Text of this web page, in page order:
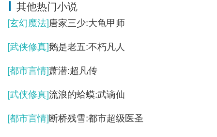
其他热门小说
[玄幻魔法]唐家三少:大龟甲师
[武侠修真]鹅是老五:不朽凡人
[都市言情]萧潜:超凡传
[武侠修真]流浪的蛤蟆:武谪仙
[都市言情]断桥残雪:都市超级医圣